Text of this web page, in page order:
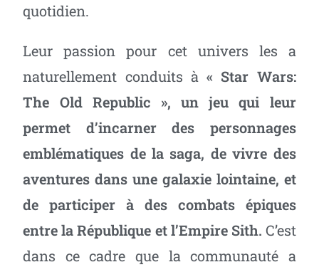
quotidien.
Leur passion pour cet univers les a
naturellement conduits à« Star Wars:
The Old Republic », un jeu qui leur
permet d’incarner des personnages
emblématiques de la saga, de vivre des
aventures dans une galaxie lointaine, et
de participer à des combats épiques
entre la République et l’Empire Sith. C’est
dans ce cadre que la communauté a